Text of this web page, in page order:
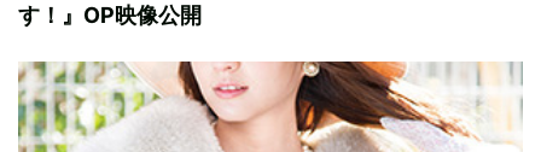
す！』OP映像公開